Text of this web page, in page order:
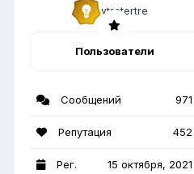
Пользователи
Сообщений 971
Репутация 452
Рег. 15 октября, 2021